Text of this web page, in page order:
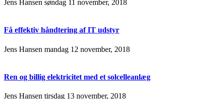
Jens Hansen søndag 11 november, 2018
Få effektiv håndtering af IT udstyr
Jens Hansen mandag 12 november, 2018
Ren og billig elektricitet med et solcelleanlæg
Jens Hansen tirsdag 13 november, 2018